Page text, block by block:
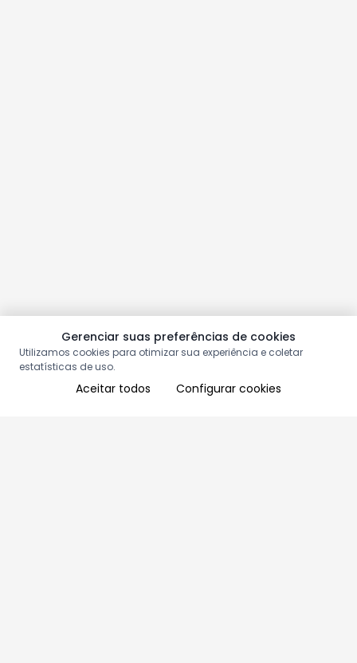
Gerenciar suas preferências de cookies
Utilizamos cookies para otimizar sua experiência e coletar
estatísticas de uso.
Aceitar todos Configurar cookies